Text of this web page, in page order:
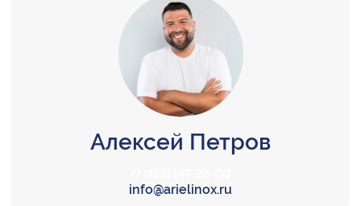
Алексей Петров
info@arielinox.ru